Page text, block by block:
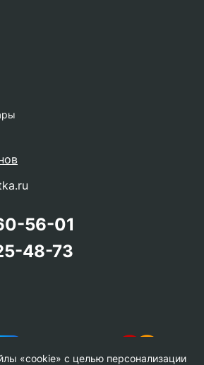
56-01
48-73
«cookie» с целью персонализации